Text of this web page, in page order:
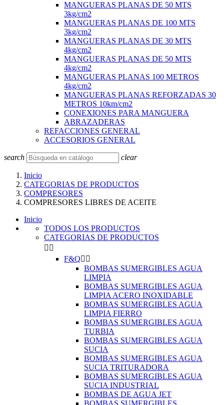
MANGUERAS PLANAS DE 50 MTS
3kg/cm2
MANGUERAS PLANAS DE 100 MTS
3kg/cm2
MANGUERAS PLANAS DE 30 MTS
4kg/cm2
MANGUERAS PLANAS DE 50 MTS
4kg/cm2
MANGUERAS PLANAS 100 METROS
4kg/cm2
MANGUERAS PLANAS REFORZADAS 30
METROS 10km/cm2
CONEXIONES PARA MANGUERA
ABRAZADERAS
REFACCIONES GENERAL
ACCESORIOS GENERAL
search clear
Inicio
CATEGORIAS DE PRODUCTOS
COMPRESORES
COMPRESORES LIBRES DE ACEITE
Inicio
TODOS LOS PRODUCTOS
CATEGORIAS DE PRODUCTOS
 
F&Q 
BOMBAS SUMERGIBLES AGUA
LIMPIA
BOMBAS SUMERGIBLES AGUA
LIMPIA ACERO INOXIDABLE
BOMBAS SUMERGIBLES AGUA
LIMPIA FIERRO
BOMBAS SUMERGIBLES AGUA
TURBIA
BOMBAS SUMERGIBLES AGUA
SUCIA
BOMBAS SUMERGIBLES AGUA
SUCIA TRITURADORA
BOMBAS SUMERGIBLES AGUA
SUCIA INDUSTRIAL
BOMBAS DE AGUA JET
BOMBAS SUMERGIBLES